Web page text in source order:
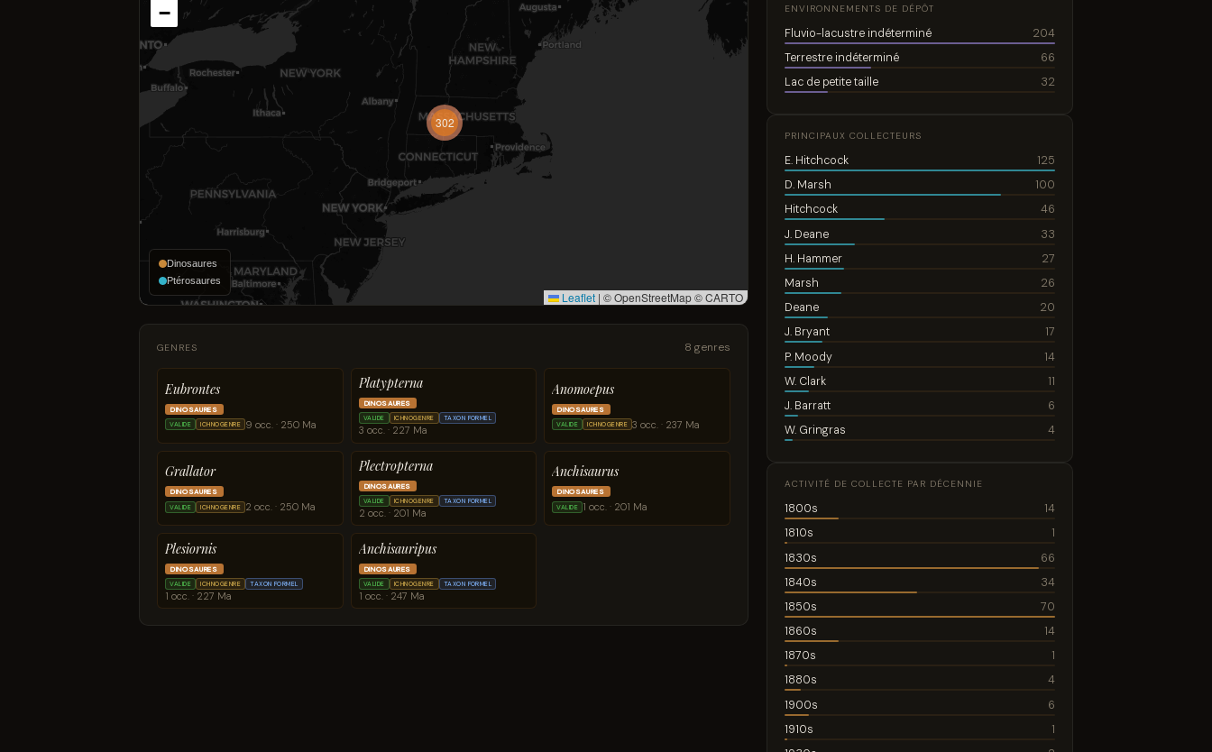
302
−
Dinosaures
Ptérosaures
Leaflet | © OpenStreetMap © CARTO
GENRES 8 genres
Eubrontes
DINOSAURES
VALIDE ICHNOGENRE 9 occ. · 250 Ma
Platypterna
DINOSAURES
VALIDE ICHNOGENRE TAXON FORMEL
3 occ. · 227 Ma
Anomoepus
DINOSAURES
VALIDE ICHNOGENRE 3 occ. · 237 Ma
Grallator
DINOSAURES
VALIDE ICHNOGENRE 2 occ. · 250 Ma
Plectropterna
DINOSAURES
VALIDE ICHNOGENRE TAXON FORMEL
2 occ. · 201 Ma
Anchisaurus
DINOSAURES
VALIDE 1 occ. · 201 Ma
Plesiornis
DINOSAURES
VALIDE ICHNOGENRE TAXON FORMEL
1 occ. · 227 Ma
Anchisauripus
DINOSAURES
VALIDE ICHNOGENRE TAXON FORMEL
1 occ. · 247 Ma
ENVIRONNEMENTS DE DÉPÔT
Fluvio-lacustre indéterminé
204
Terrestre indéterminé
66
Lac de petite taille
32
PRINCIPAUX COLLECTEURS
E. Hitchcock
125
D. Marsh
100
Hitchcock
46
J. Deane
33
H. Hammer
27
Marsh
26
Deane
20
J. Bryant
17
P. Moody
14
W. Clark
11
J. Barratt
6
W. Gringras
4
ACTIVITÉ DE COLLECTE PAR DÉCENNIE
1800s
14
1810s
1
1830s
66
1840s
34
1850s
70
1860s
14
1870s
1
1880s
4
1900s
6
1910s
1